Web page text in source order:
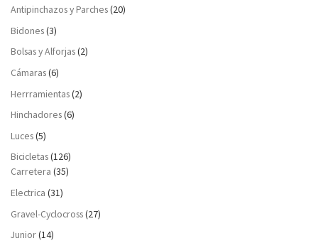
Antipinchazos y Parches(20)
Bidones(3)
Bolsas y Alforjas(2)
Cámaras(6)
Herrramientas(2)
Hinchadores(6)
Luces(5)
Bicicletas(126)
Carretera (35)
Electrica (31)
Gravel-Cyclocross(27)
Junior(14)